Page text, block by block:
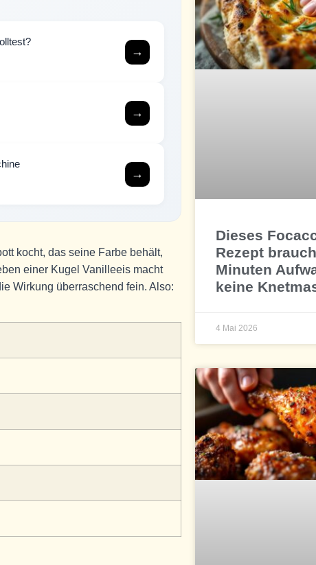
Dieses
Rezept
Minuten
keine
4 Mai 2026
→
→
→
kocht, das seine Farbe behält,
einer Kugel Vanilleeis macht
Wirkung überraschend fein. Also: